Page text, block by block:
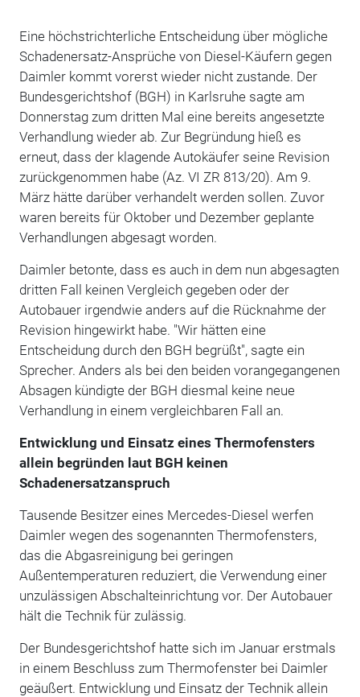
Eine höchstrichterliche Entscheidung über mögliche
Schadenersatz-Ansprüche von Diesel-Käufern gegen
Daimler kommt vorerst wieder nicht zustande. Der
Bundesgerichtshof (BGH) in Karlsruhe sagte am
Donnerstag zum dritten Mal eine bereits angesetzte
Verhandlung wieder ab. Zur Begründung hieß es
erneut, dass der klagende Autokäufer seine Revision
zurückgenommen habe (Az. VI ZR 813/20). Am 9.
März hätte darüber verhandelt werden sollen. Zuvor
waren bereits für Oktober und Dezember geplante
Verhandlungen abgesagt worden.
Daimler betonte, dass es auch in dem nun abgesagten
dritten Fall keinen Vergleich gegeben oder der
Autobauer irgendwie anders auf die Rücknahme der
Revision hingewirkt habe. "Wir hätten eine
Entscheidung durch den BGH begrüßt", sagte ein
Sprecher. Anders als bei den beiden vorangegangenen
Absagen kündigte der BGH diesmal keine neue
Verhandlung in einem vergleichbaren Fall an.
Entwicklung und Einsatz eines Thermofensters
allein begründen laut BGH keinen
Schadenersatzanspruch
Tausende Besitzer eines Mercedes-Diesel werfen
Daimler wegen des sogenannten Thermofensters,
das die Abgasreinigung bei geringen
Außentemperaturen reduziert, die Verwendung einer
unzulässigen Abschalteinrichtung vor. Der Autobauer
hält die Technik für zulässig.
Der Bundesgerichtshof hatte sich im Januar erstmals
in einem Beschluss zum Thermofenster bei Daimler
geäußert. Entwicklung und Einsatz der Technik allein